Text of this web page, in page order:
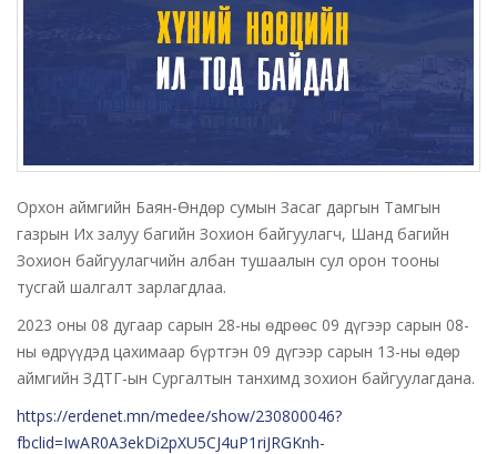
Орхон аймгийн Баян-Өндөр сумын Засаг даргын Тамгын
газрын Их залуу багийн Зохион байгуулагч, Шанд багийн
Зохион байгуулагчийн албан тушаалын сул орон тооны
тусгай шалгалт зарлагдлаа.
2023 оны 08 дугаар сарын 28-ны өдрөөс 09 дүгээр сарын 08-
ны өдрүүдэд цахимаар бүртгэн 09 дүгээр сарын 13-ны өдөр
аймгийн ЗДТГ-ын Сургалтын танхимд зохион байгуулагдана.
https://erdenet.mn/medee/show/230800046?
fbclid=IwAR0A3ekDi2pXU5CJ4uP1riJRGKnh-